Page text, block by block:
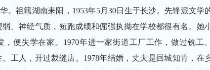
。祖籍湖南耒阳，1953年5月30日生于长沙。先锋派文学
弱、神经气质，短跑成绩和倔强执拗在学校都很有名。她
，便失学在家。1970年进一家街道工厂工作，做过铣工
工人，开过裁缝店。1978年结婚，丈夫是回城知青，在